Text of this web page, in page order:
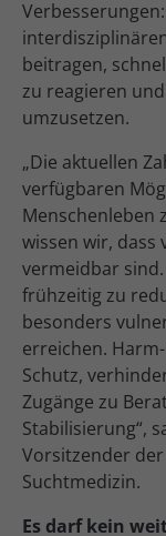
beitragen,
zu reagieren
umzusetzen.
„Die aktuellen
verfügbaren
Menschenleben
wissen wir, dass
vermeidbar
frühzeitig zu
besonders
erreichen.
Schutz,
Zugänge zu
Stabilisierung“,
Vorsitzender
Suchtmedizin.
Es darf kein